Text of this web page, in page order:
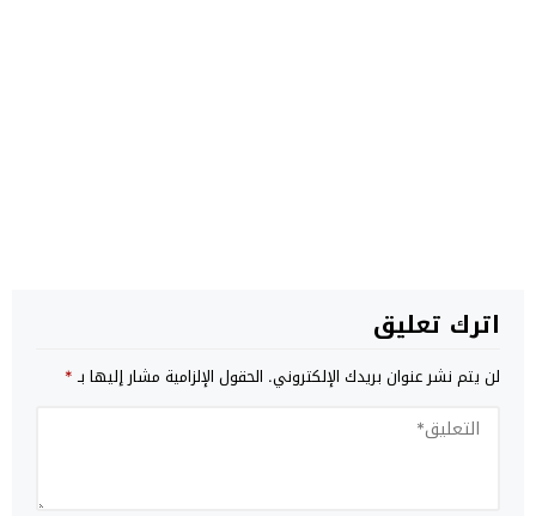
اترك تعليق
لن يتم نشر عنوان بريدك الإلكتروني. الحقول الإلزامية مشار إليها بـ*